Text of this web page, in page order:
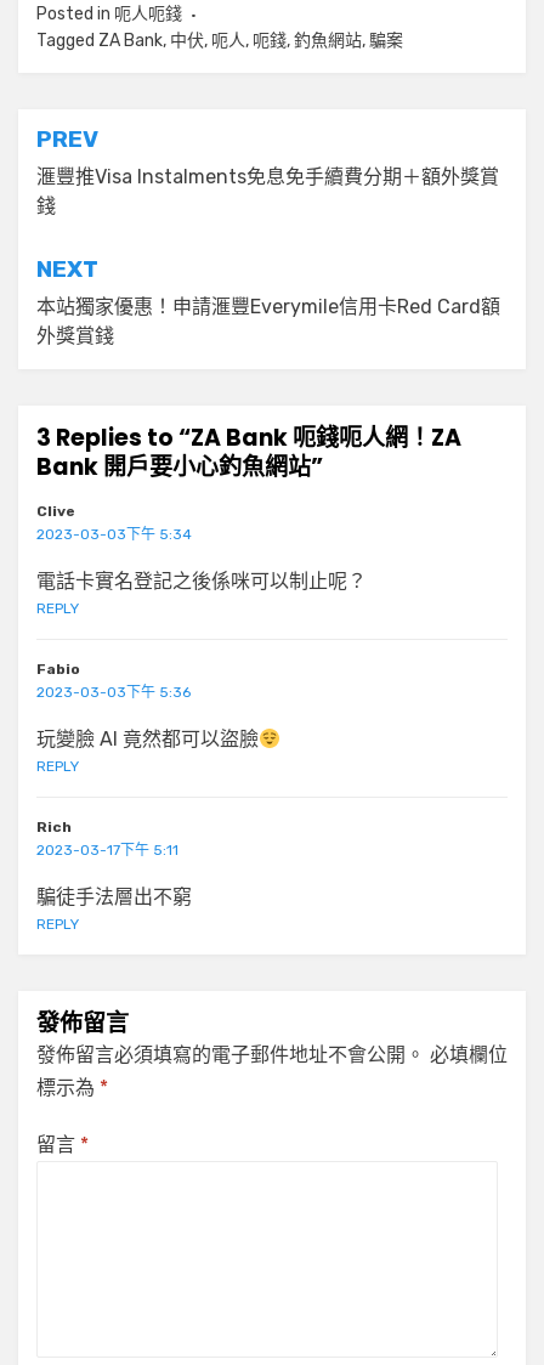
Posted in 呃人呃錢
Tagged ZA Bank, 中伏, 呃人, 呃錢,釣魚網站,騙案
文
章
導
覽
PREV
滙豐推Visa Instalments免息免手續費分期＋額外獎賞
錢
NEXT
本站獨家優惠！申請滙豐Everymile信用卡Red Card額
外獎賞錢
3 Replies to “ZA Bank 呃錢呃人網！ZA
Bank 開戶要小心釣魚網站”
Clive
2023-03-03下午 5:34
電話卡實名登記之後係咪可以制止呢？
REPLY
Fabio
2023-03-03下午 5:36
玩變臉 AI 竟然都可以盜臉
REPLY
Rich
2023-03-17下午 5:11
騙徒手法層出不窮
REPLY
發佈留言
發佈留言必須填寫的電子郵件地址不會公開。 必填欄位
標示為 *
留言 *